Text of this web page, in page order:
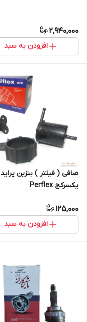
2,940,000
افزودن به سبد
صافی ( فیلتر ) بنزین پراید
یکسرکج Perflex
125,000
افزودن به سبد